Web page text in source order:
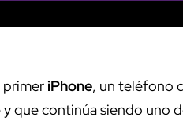
primeriPhone, un teléfono
y que continúa siendo uno